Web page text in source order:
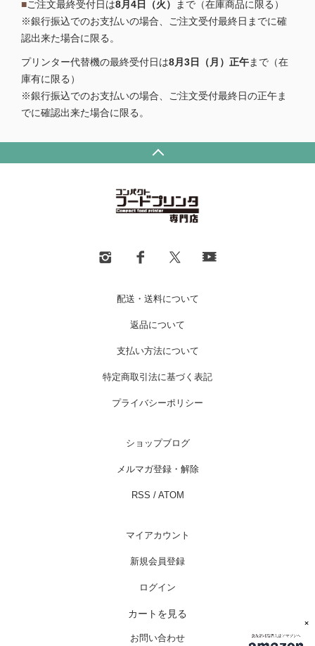
×
■ご注文最終受付日は8月4日（火）
まで（在庫商品に限る）
※銀行振込でのお支払いの場合、ご注文受付最終日までに確
認出来た場合に限る。
プリンター代替機の最終受付日は8月3日（月）正午まで（在
庫有に限る）
※銀行振込でのお支払いの場合、ご注文受付最終日の正午ま
でに確認出来た場合に限る。
配送・送料について
返品について
支払い方法について
特定商取引法に基づく表記
プライバシーポリシー
ショップブログ
メルマガ登録・解除
RSS / ATOM
マイアカウント
新規会員登録
ログイン
カートを見る
お問い合わせ